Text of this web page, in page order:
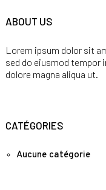
ABOUT US
Lorem ipsum dolor sit
sed do eiusmod tempor
dolore magna aliqua ut.
CATÉGORIES
Aucune catégorie